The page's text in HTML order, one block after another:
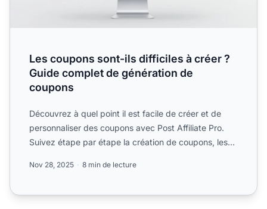
Les coupons sont-ils difficiles à créer ?
Guide complet de génération de
coupons
Découvrez à quel point il est facile de créer et de
personnaliser des coupons avec Post Affiliate Pro.
Suivez étape par étape la création de coupons, les
Nov 28, 2025 8 min de lecture